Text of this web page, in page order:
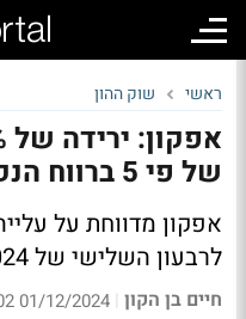
ראשי שוק ההון
של פי 5 ברווח הנקי
לרבעון השלישי של 2024; המניה עלתה 5.8%
חיים בן הקון |
01/12/2024 11:02